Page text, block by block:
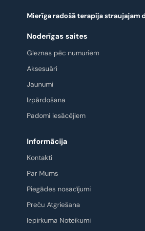
Mierīga radošā terapija straujajam
Noderīgas saites
Gleznas pēc numuriem
Aksesuāri
Jaunumi
Izpārdošana
Padomi iesācējiem
Informācija
Kontakti
Par Mums
Piegādes nosacījumi
Preču Atgriešana
Iepirkuma Noteikumi